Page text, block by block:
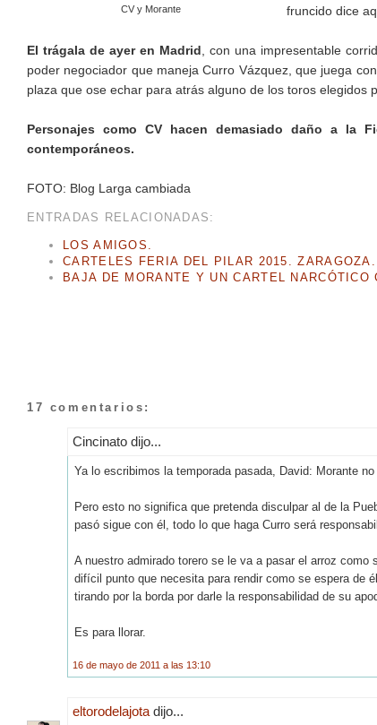
CV y Morante
fruncido dice
El trágala de ayer en Madrid , con una impresentable
poder negociador que maneja Curro Vázquez, que juega
plaza que ose echar para atrás alguno de los toros elegidos
Personajes como CV hacen demasiado daño a la
contemporáneos.
FOTO: Blog Larga cambiada
ENTRADAS RELACIONADAS:
LOS AMIGOS.
CARTELES FERIA DEL PILAR 2015. ZARAGOZA.
BAJA DE MORANTE Y UN CARTEL NARCÓTICO
17 comentarios:
Cincinato dijo...
Ya lo escribimos la temporada pasada, David: Morante
Pero esto no significa que pretenda disculpar al de la
pasó sigue con él, todo lo que haga Curro será
A nuestro admirado torero se le va a pasar el arroz
difícil punto que necesita para rendir como se espera de
tirando por la borda por darle la responsabilidad de su
Es para llorar.
16 de mayo de 2011 a las 13:10
eltorodelajota dijo...